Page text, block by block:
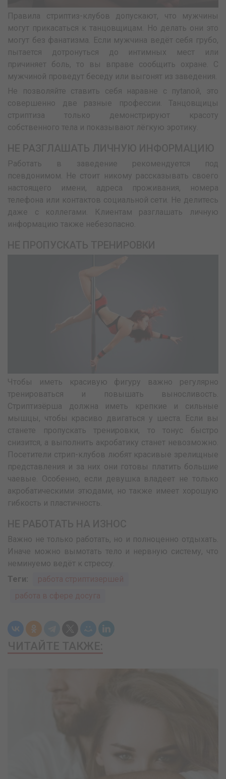
Правила стриптиз-клубов допускают, что мужчины
могут прикасаться к танцовщицам. Но делать они это
могут без фанатизма. Если мужчина ведёт себя грубо,
пытается дотронуться до интимных мест или
причиняет боль, то вы вправе сообщить охране. С
мужчиной проведут беседу или выгонят из заведения.
Не позволяйте ставить себя наравне с пytаnой, это
совершенно две разные профессии. Танцовщицы
стриптиза только демонстрируют красоту
собственного тела и показывают лёгкую эротику.
Работать в заведение рекомендуется под
псевдонимом. Не стоит никому рассказывать своего
настоящего имени, адреса проживания, номера
телефона или контактов социальной сети. Не делитесь
даже с коллегами. Клиентам разглашать личную
информацию также небезопасно.
Чтобы иметь красивую фигуру важно регулярно
тренироваться и повышать выносливость.
Стриптизёрша должна иметь крепкие и сильные
мышцы, чтобы красиво двигаться у шеста. Если вы
станете пропускать тренировки, то тонус быстро
снизится, а выполнить акробатику станет невозможно.
Посетители стрип-клубов любят красивые зрелищные
представления и за них они готовы платить большие
чаевые. Особенно, если девушка владеет не только
акробатическими этюдами, но также имеет хорошую
гибкость и пластичность.
Важно не только работать, но и полноценно отдыхать.
Иначе можно вымотать тело и нервную систему, что
неминуемо ведёт к стрессу.
Теги:
работа стриптизершей
работа в сфере досуга